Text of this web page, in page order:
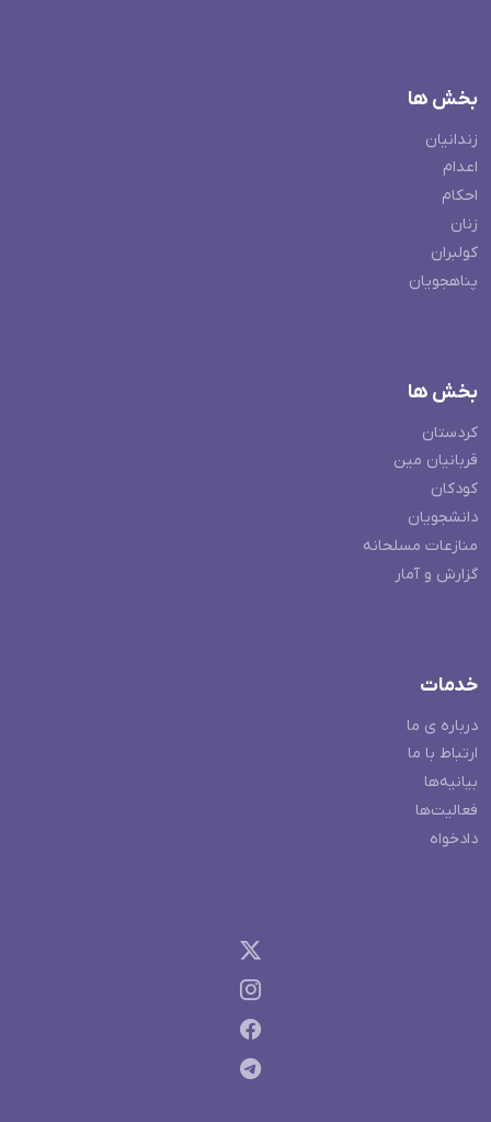
بخش ها
زندانیان
اعدام
احکام
زنان
کولبران
پناهجویان
بخش ها
کردستان
قربانیان مین
کودکان
دانشجویان
منازعات مسلحانه
گزارش و آمار
خدمات
درباره ی ما
ارتباط با ما
بیانیه‌ها
فعالیت‌ها
دادخواه